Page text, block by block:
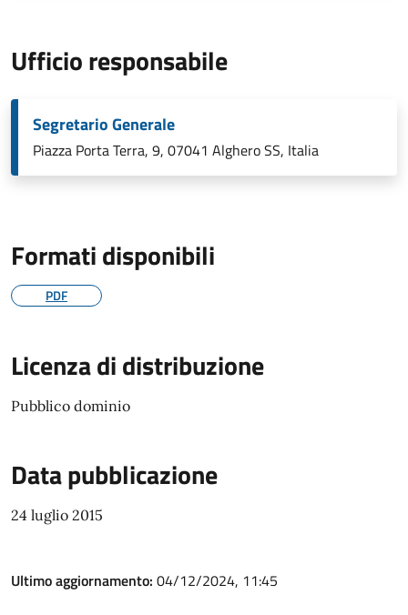
Ufficio responsabile
Segretario Generale
Piazza Porta Terra, 9, 07041 Alghero SS, Italia
Formati disponibili
PDF
Licenza di distribuzione
Pubblico dominio
Data pubblicazione
24 luglio 2015
Ultimo aggiornamento: 04/12/2024, 11:45